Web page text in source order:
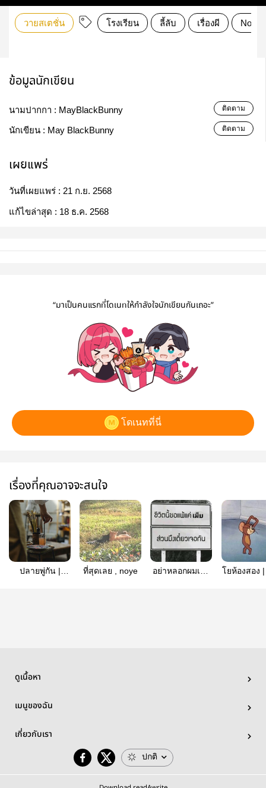
วายสเตชั่น โรงเรียน ลี้ลับ เรื่องผี Noye
ข้อมูลนักเขียน
นามปากกา : MayBlackBunny ติดตาม
นักเขียน : May BlackBunny ติดตาม
เผยแพร่
วันที่เผยแพร่ : 21 ก.ย. 2568
แก้ไขล่าสุด : 18 ธ.ค. 2568
“มาเป็นคนแรกที่โดเนทให้กำลังใจนักเขียนกันเถอะ”
โดเนทที่นี่
เรื่องที่คุณอาจจะสนใจ
ปลายพู่กัน |
ที่สุดเลย , noye
อย่าหลอกผมเลย
โยห้องสอง
ดูเนื้อหา
เมนูของฉัน
เกี่ยวกับเรา
ปกติ